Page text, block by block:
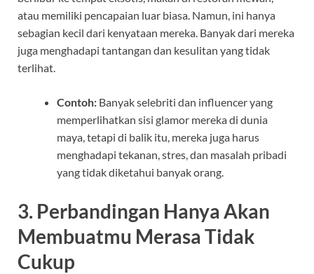
atau memiliki pencapaian luar biasa. Namun, ini hanya
sebagian kecil dari kenyataan mereka. Banyak dari mereka
juga menghadapi tantangan dan kesulitan yang tidak
terlihat.
Contoh: Banyak selebriti dan influencer yang
memperlihatkan sisi glamor mereka di dunia
maya, tetapi di balik itu, mereka juga harus
menghadapi tekanan, stres, dan masalah pribadi
yang tidak diketahui banyak orang.
3. Perbandingan Hanya Akan
Membuatmu Merasa Tidak
Cukup